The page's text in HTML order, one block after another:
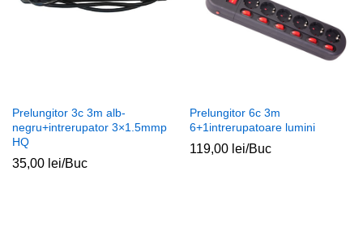
Prelungitor 3c 3m alb-
negru+intrerupator 3×1.5mmp
HQ
35,00 lei/Buc
Prelungitor 6c 3m
6+1intrerupatoare lumini
119,00 lei/Buc